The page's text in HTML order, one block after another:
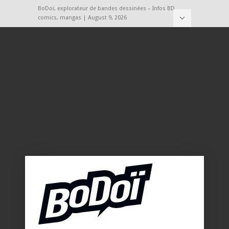
BoDoï, explorateur de bandes dessinées – Infos BD,
comics, mangas | August 9, 2026